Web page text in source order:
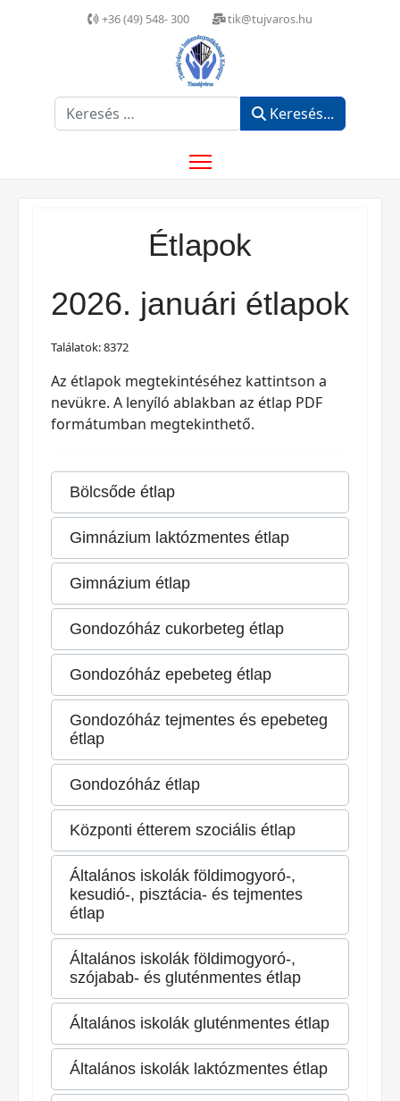
+36 (49) 548- 300 tik@tujvaros.hu
Keresés... Keresés...
Étlapok
2026. januári étlapok
Találatok: 8372
Az étlapok megtekintéséhez kattintson a
nevükre. A lenyíló ablakban az étlap PDF
formátumban megtekinthető.
Bölcsőde étlap
Gimnázium laktózmentes étlap
Gimnázium étlap
Gondozóház cukorbeteg étlap
Gondozóház epebeteg étlap
Gondozóház tejmentes és epebeteg
étlap
Gondozóház étlap
Központi étterem szociális étlap
Általános iskolák földimogyoró-,
kesudió-, pisztácia- és tejmentes
étlap
Általános iskolák földimogyoró-,
szójabab- és gluténmentes étlap
Általános iskolák gluténmentes étlap
Általános iskolák laktózmentes étlap